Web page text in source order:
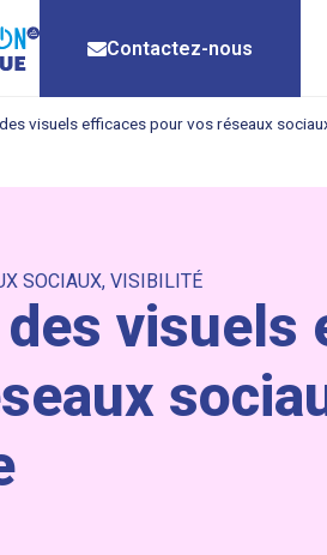
Contactez-nous
visuels efficaces pour vos réseaux
SOCIAUX, VISIBILITÉ
visuels